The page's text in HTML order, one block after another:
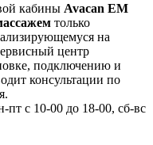
кабины Avacan EM
только
на
центр
подключению и
консультации по
с 10-00 до 18-00, сб-вс